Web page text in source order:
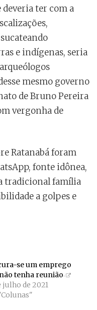
deveria ter com a
e indígenas, seria
mesmo governo
de Bruno Pereira
vergonha de
Ratanabá foram
fonte idônea,
tradicional família
a golpes e
se um emprego
tenha reunião
julho de 2021